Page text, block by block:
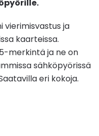
vierimisvastus ja
kaarteissa.
merkintä ja ne on
sähköpyörissä
eri kokoja.